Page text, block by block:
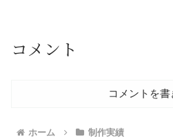
コメント
コメントを書
ホーム 制作実績